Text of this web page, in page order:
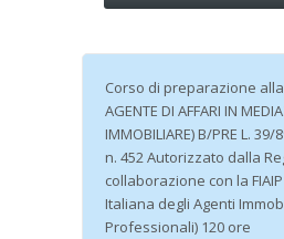
Corso di preparazione
AGENTE DI AFFARI IN
IMMOBILIARE) B/PRE L.
n. 452 Autorizzato dalla
collaborazione con la
Italiana degli Agenti
Professionali) 120 ore